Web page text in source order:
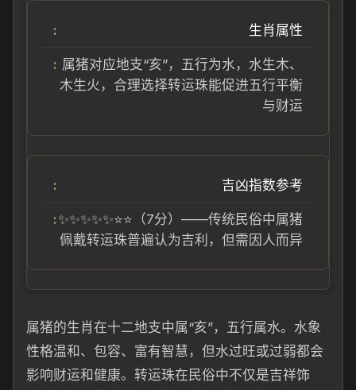
生肖属性
属猪对应地支“亥”，五行为水，水生木、
木生火，合理选择转运珠能促进五行平衡
与财运
吉凶指数参考
✨✨✨✨✨⭐⭐（7分）——传统民俗中属猪
佩戴转运珠普遍认为吉利，但需因人而异
属猪的生肖在十二地支中属“亥”，五行属水。水象
性格温和、包容、富有智慧，但水过旺或过弱都会
影响财运和健康。转运珠在民俗中不仅是吉祥饰